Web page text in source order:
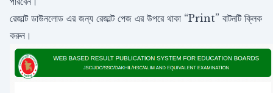
রেজাল্ট ডাউনলোড এর জন্য রেজাল্ট পেজ এর উপরে থাকা “Print” বাটনটি ক্লিক
করুন।